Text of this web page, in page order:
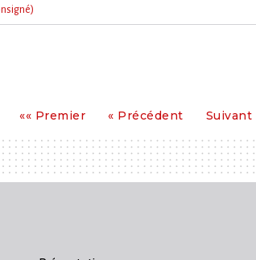
«« PremierPremier
« PrécédentPrécédent
Suivant
Suivant